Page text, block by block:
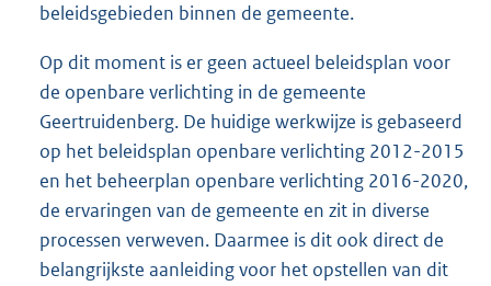
beleidsgebieden binnen de gemeente.
Op dit moment is er geen actueel beleidsplan voor
de openbare verlichting in de gemeente
Geertruidenberg. De huidige werkwijze is gebaseerd
op het beleidsplan openbare verlichting 2012-2015
en het beheerplan openbare verlichting 2016-2020,
de ervaringen van de gemeente en zit in diverse
processen verweven. Daarmee is dit ook direct de
belangrijkste aanleiding voor het opstellen van dit